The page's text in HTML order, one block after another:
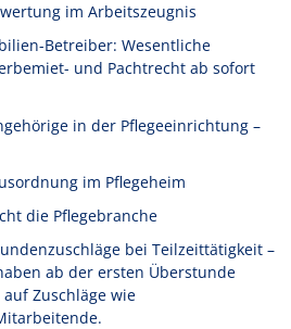
im Arbeitszeugnis
Betreiber: Wesentliche
und Pachtrecht ab sofort
in der Pflegeeinrichtung –
im Pflegeheim
die Pflegebranche
bei Teilzeittätigkeit –
ab der ersten Überstunde
Zuschläge wie